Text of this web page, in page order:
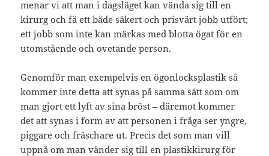
menar vi att man i dagsläget kan vända sig till en
kirurg och få ett både säkert och prisvärt jobb utfört;
ett jobb som inte kan märkas med blotta ögat för en
utomstående och ovetande person.
Genomför man exempelvis en ögonlocksplastik så
kommer inte detta att synas på samma sätt som om
man gjort ett lyft av sina bröst – däremot kommer
det att synas i form av att personen i fråga ser yngre,
piggare och fräschare ut. Precis det som man vill
uppnå om man vänder sig till en plastikkirurg för